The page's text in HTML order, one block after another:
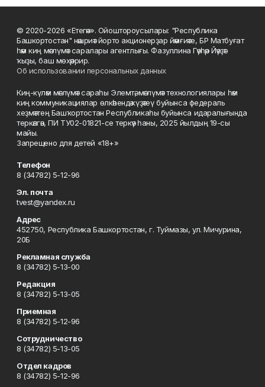
© 2020-2026 «Етегән». Ойоштороусылары: "Республика
Башкортостан" нәшриәт йорто акционерҙар йәмғиәте, БР Матбуғат
һәм киң мәғлүмәт саралары агентлығы. Фазуллина Гәүһәр Йәүҙәт
ҡыҙы, баш мөхәррир.
Об использовании персональных данных
Киң-күләм мәғлүмәт сараһы Элемтә, мәғлүмәт технологиялары һәм
киң коммуникациялар өлкәһендә күҙәтеү буйынса федераль
хеҙмәттең Башҡортостан Республикаһы буйынса идаралығында
теркәлгән, ПИ ТУ02-01821-се теркәү һаны, 2025 йылдың 19-сы
майы.
Запрещено для детей «18+»
Телефон
8 (34782) 5-12-96
Эл. почта
tvest@yandex.ru
Адрес
452750, Республика Башкортостан, г. Туймазы, ул. Мичурина,
20Б
Рекламная служба
8 (34782) 5-13-00
Редакция
8 (34782) 5-13-05
Приемная
8 (34782) 5-12-96
Сотрудничество
8 (34782) 5-13-05
Отдел кадров
8 (34782) 5-12-96